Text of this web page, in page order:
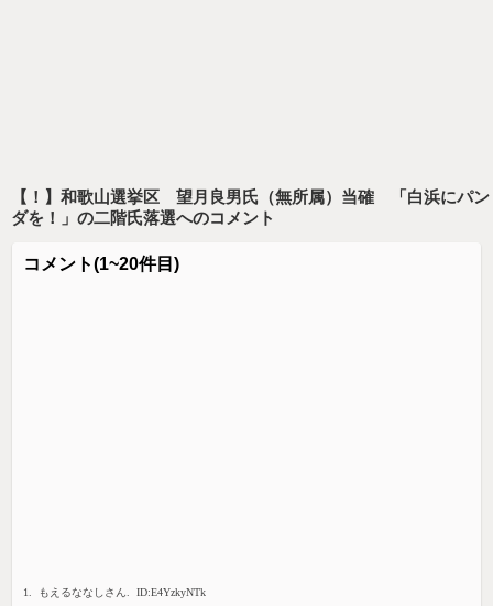
【！】和歌山選挙区 望月良男氏（無所属）当確 「白浜にパン
ダを！」の二階氏落選へのコメント
コメント(1~20件目)
1. もえるななしさん. ID:E4YzkyNTk